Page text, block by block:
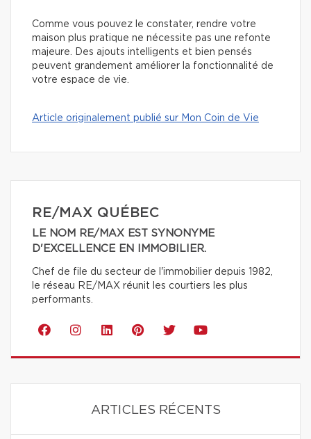
Comme vous pouvez le constater, rendre votre
maison plus pratique ne nécessite pas une refonte
majeure. Des ajouts intelligents et bien pensés
peuvent grandement améliorer la fonctionnalité de
votre espace de vie.
Article originalement publié sur Mon Coin de Vie
RE/MAX QUÉBEC
LE NOM RE/MAX EST SYNONYME
D'EXCELLENCE EN IMMOBILIER.
Chef de file du secteur de l'immobilier depuis 1982,
le réseau RE/MAX réunit les courtiers les plus
performants.
ARTICLES RÉCENTS